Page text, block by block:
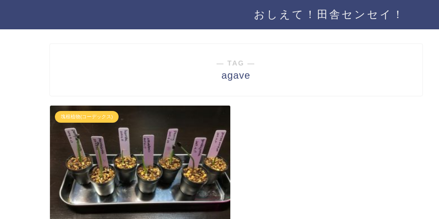
おしえて！田舎センセイ！
― TAG ―
agave
塊根植物(コーデックス)